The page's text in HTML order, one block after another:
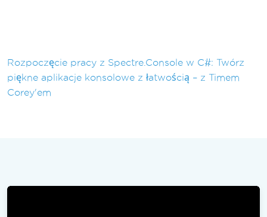
Rozpoczęcie pracy z Spectre.Console w C#: Twórz
piękne aplikacje konsolowe z łatwością – z Timem
Corey'em